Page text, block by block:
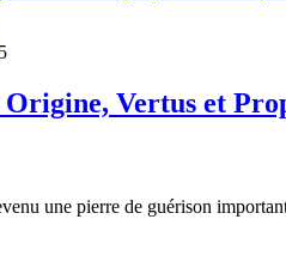
Vertus et
une pierre de guérison